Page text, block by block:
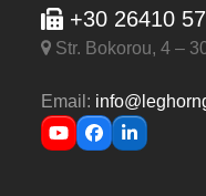
+30 26410
Str. Bokorou, 4 –
Email:
YouTubeFacebook
LinkedIn